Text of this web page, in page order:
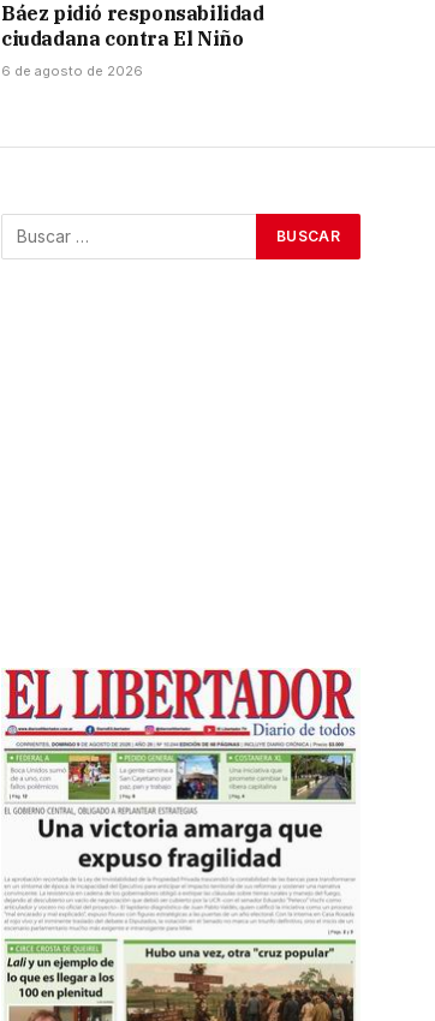
Báez pidió responsabilidad
ciudadana contra El Niño
6 de agosto de 2026